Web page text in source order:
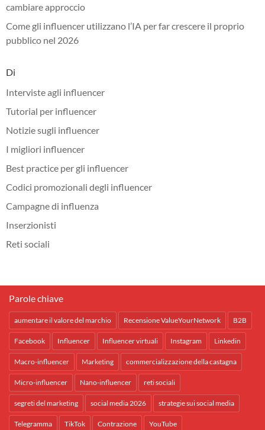
cambiare approccio
Come gli influencer utilizzano l’IA per far crescere il proprio
pubblico nel 2026
Di
Interviste agli influencer
Tutorial per influencer
Notizie sugli influencer
I migliori influencer
Best practice per gli influencer
Codici promozionali degli influencer
Campagne di influenza
Inserzionisti
Reti sociali
Parole chiave
aumentare il valore del marchio Recensione ValueYourNetwork B2B
Facebook Influencer Influencer virtuali Instagram Linkedin
Macro-influencer Marketing commercializzazione della castagna
Micro-influencer Nano-influencer reti sociali
segreti del marketing social media 2026 strategie sui social media
Telegramma TikTok Contrazione YouTube